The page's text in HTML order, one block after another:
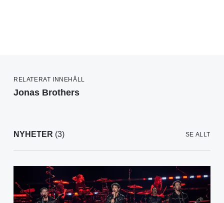
RELATERAT INNEHÅLL
Jonas Brothers
NYHETER (3) SE ALLT